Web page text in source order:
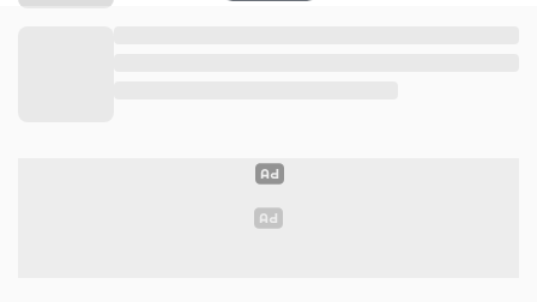
serta investasi, dengan KBRI di Washington D.C.